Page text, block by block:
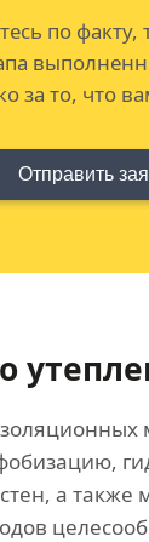
по факту,
за то, что
Отправить
а также